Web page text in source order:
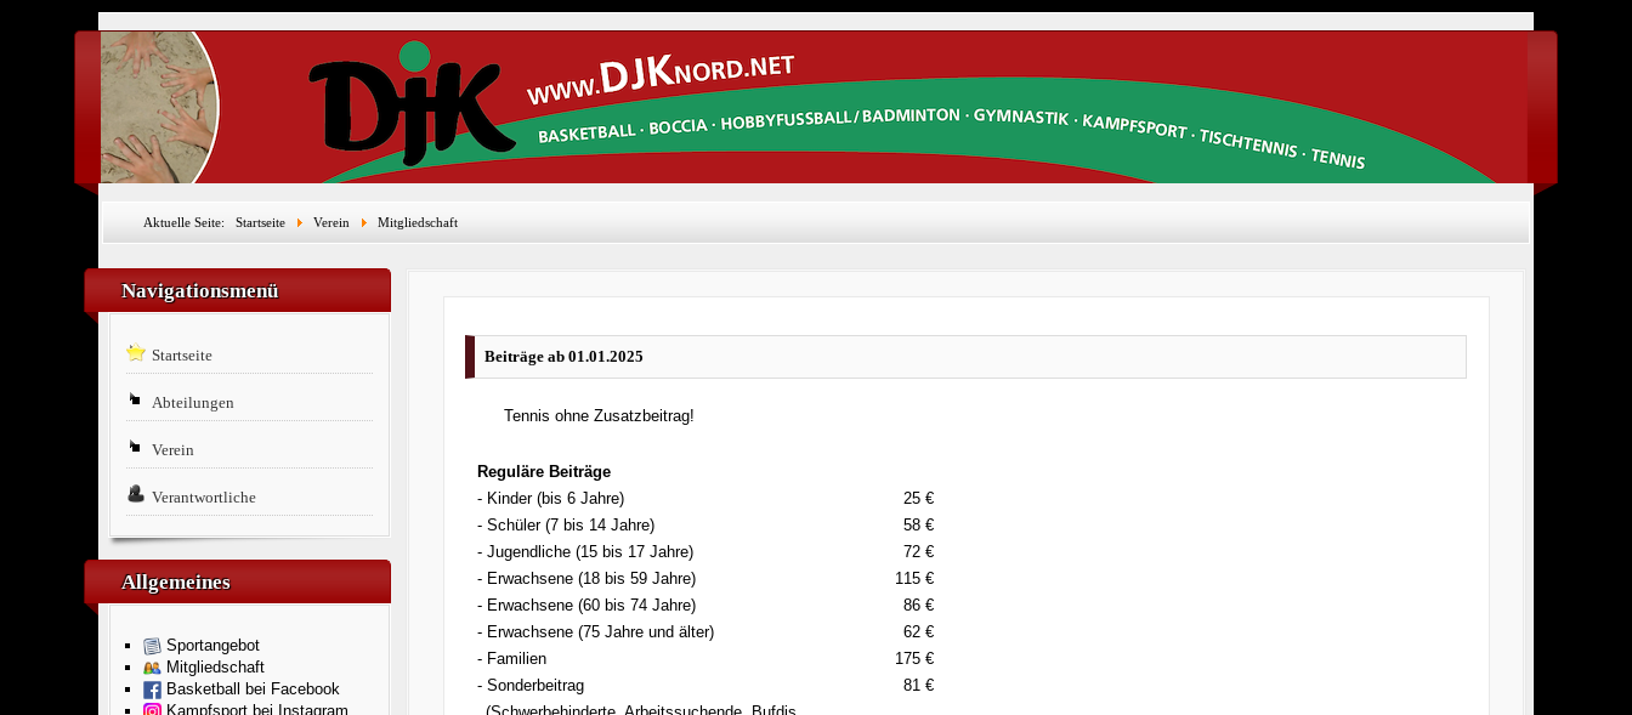
Aktuelle Seite:Startseite Verein Mitgliedschaft
Navigationsmenü
Startseite
Abteilungen
Verein
Verantwortliche
Allgemeines
Sportangebot
Mitgliedschaft
Basketball bei Facebook
Kampfsport bei Instagram
Beiträge ab 01.01.2025
Tennis ohne Zusatzbeitrag!
Reguläre Beiträge
- Kinder (bis 6 Jahre)
25 €
- Schüler (7 bis 14 Jahre)
58 €
- Jugendliche (15 bis 17 Jahre)
72 €
- Erwachsene (18 bis 59 Jahre)
115 €
- Erwachsene (60 bis 74 Jahre)
86 €
- Erwachsene (75 Jahre und älter)
62 €
- Familien
175 €
- Sonderbeitrag
81 €